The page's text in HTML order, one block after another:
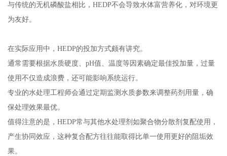
与传统的无机磷酸盐相比，HEDP不会导致水体富营养化，对环境更
为友好。
在实际应用中，HEDP的投加方式颇有讲究。
通常需要根据水质硬度、pH值、温度等因素确定最佳投加量，过量
使用不仅造成浪费，还可能影响系统运行。
专业的水处理工程师会通过定期监测水质参数来调整药剂用量，确
保处理效果最优。
值得注意的是，HEDP常与其他水处理剂如聚合物分散剂复配使用，
产生协同效应，这种复合配方往往能取得比单一使用更好的阻垢效
果。